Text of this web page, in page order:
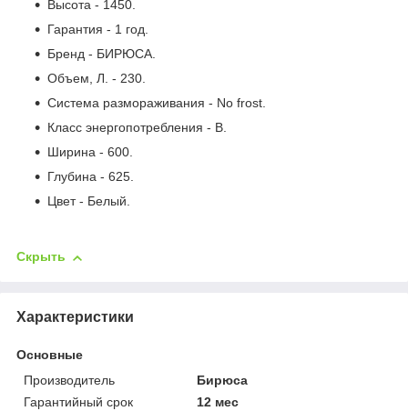
Высота - 1450.
Гарантия - 1 год.
Бренд - БИРЮСА.
Объем, Л. - 230.
Система размораживания - No frost.
Класс энергопотребления - B.
Ширина - 600.
Глубина - 625.
Цвет - Белый.
Скрыть
Характеристики
Основные
Производитель
Бирюса
Гарантийный срок
12 мес